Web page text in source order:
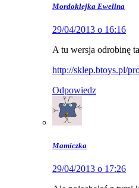
Mordoklejka Ewelina
29/04/2013 o 16:16
A tu wersja odrobinę
http://sklep.btoys.pl/
Odpowiedz
Mamiczka
29/04/2013 o 17:26